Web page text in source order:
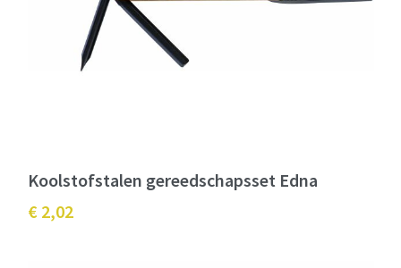
Koolstofstalen gereedschapsset Edna
€ 2,02